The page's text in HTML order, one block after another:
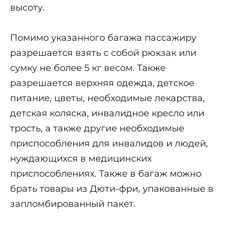
высоту.
Помимо указанного багажа пассажиру
разрешается взять с собой рюкзак или
сумку не более 5 кг весом. Также
разрешается верхняя одежда, детское
питание, цветы, необходимые лекарства,
детская коляска, инвалидное кресло или
трость, а также другие необходимые
приспособления для инвалидов и людей,
нуждающихся в медицинских
приспособлениях. Также в багаж можно
брать товары из Дюти-фри, упакованные в
запломбированный пакет.